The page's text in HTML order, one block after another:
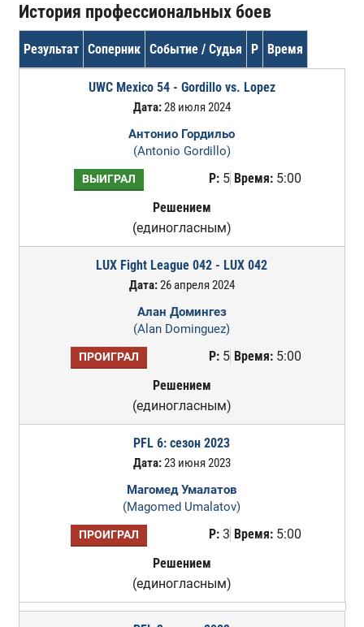
История профессиональных боев
Результат Соперник Событие / Судья Р Время
UWC Mexico 54 - Gordillo vs. Lopez
Дата:28 июля 2024
Антонио Гордильо
(Antonio Gordillo)
ВЫИГРАЛ Р:5 Время:5:00
Решением
(единогласным)
LUX Fight League 042 - LUX 042
Дата:26 апреля 2024
Алан Домингез
(Alan Dominguez)
ПРОИГРАЛ Р:5 Время:5:00
Решением
(единогласным)
PFL 6: сезон 2023
Дата:23 июня 2023
Магомед Умалатов
(Magomed Umalatov)
ПРОИГРАЛ Р:3 Время:5:00
Решением
(единогласным)